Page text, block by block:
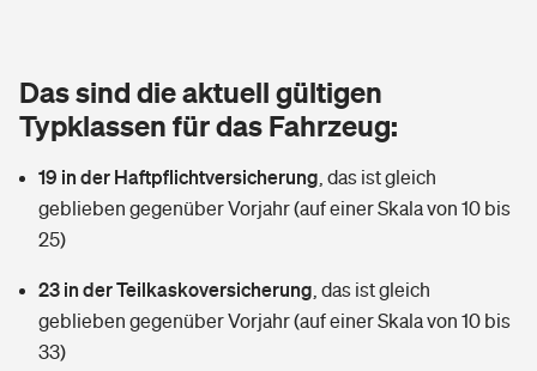
Rentenrechner: Wie viel Geld bekomme ich im Alter?
Wer versichert was: Jetzt Versicherer finden
Sie haben Fragen?
Vermieterrrechtsschutz
Mietkautionsversicherung
Restkreditversicherung
Zur Übersicht
Kinderunfall­ver­si­che­rung
Reiseversicherung
Tierkrankenversicherung
Zur Übersicht
Wer versichert was: Jetzt Versicherer finden
Das sind die aktuell gültigen
Typklassen für das Fahrzeug:
19 in der Haftpflichtversicherung das ist gleich
geblieben gegenüber Vorjahr (auf einer Skala von 10 bis
25)
23 in der Teilkaskoversicherung das ist gleich
geblieben gegenüber Vorjahr (auf einer Skala von 10 bis
33)